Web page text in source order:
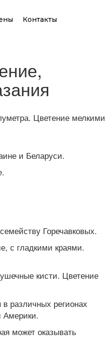
Контакты
Цветение мелкими
и Беларуси.
Горечавковых.
с гладкими краями.
кисти. Цветение
различных регионах
Америки.
может оказывать